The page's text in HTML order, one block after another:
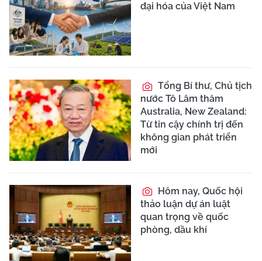
đại hóa của Việt Nam
Tổng Bí thư, Chủ tịch
nước Tô Lâm thăm
Australia, New Zealand:
Từ tin cậy chính trị đến
không gian phát triển
mới
Hôm nay, Quốc hội
thảo luận dự án luật
quan trọng về quốc
phòng, dầu khí